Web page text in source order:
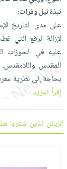
العناية
بالأسنان
الحمية
والتغذية
أدوات
المائدة
الأوعية
والتخزين
أدوات
المطبخ
الأكثر
مبيعاً
العودة
للمدارس
اكسسوارات
كتب
اكسسوارات
منزلية
اكسسوارات
ملابس
شحن
مجاني
بنود
مختارة
اشتراكات
كل
الاشتراكات
صندوق
القراءة
iKitab
بلا
بحث
متقدم
نبذة نيل وفرات:
على مدى التاريخ
لإزالة الرقع التي
عليه في الحوزات
المقدس
بحاجة إلى نظرية
إقرأ المزيد
الزبائن الذين اشتروا